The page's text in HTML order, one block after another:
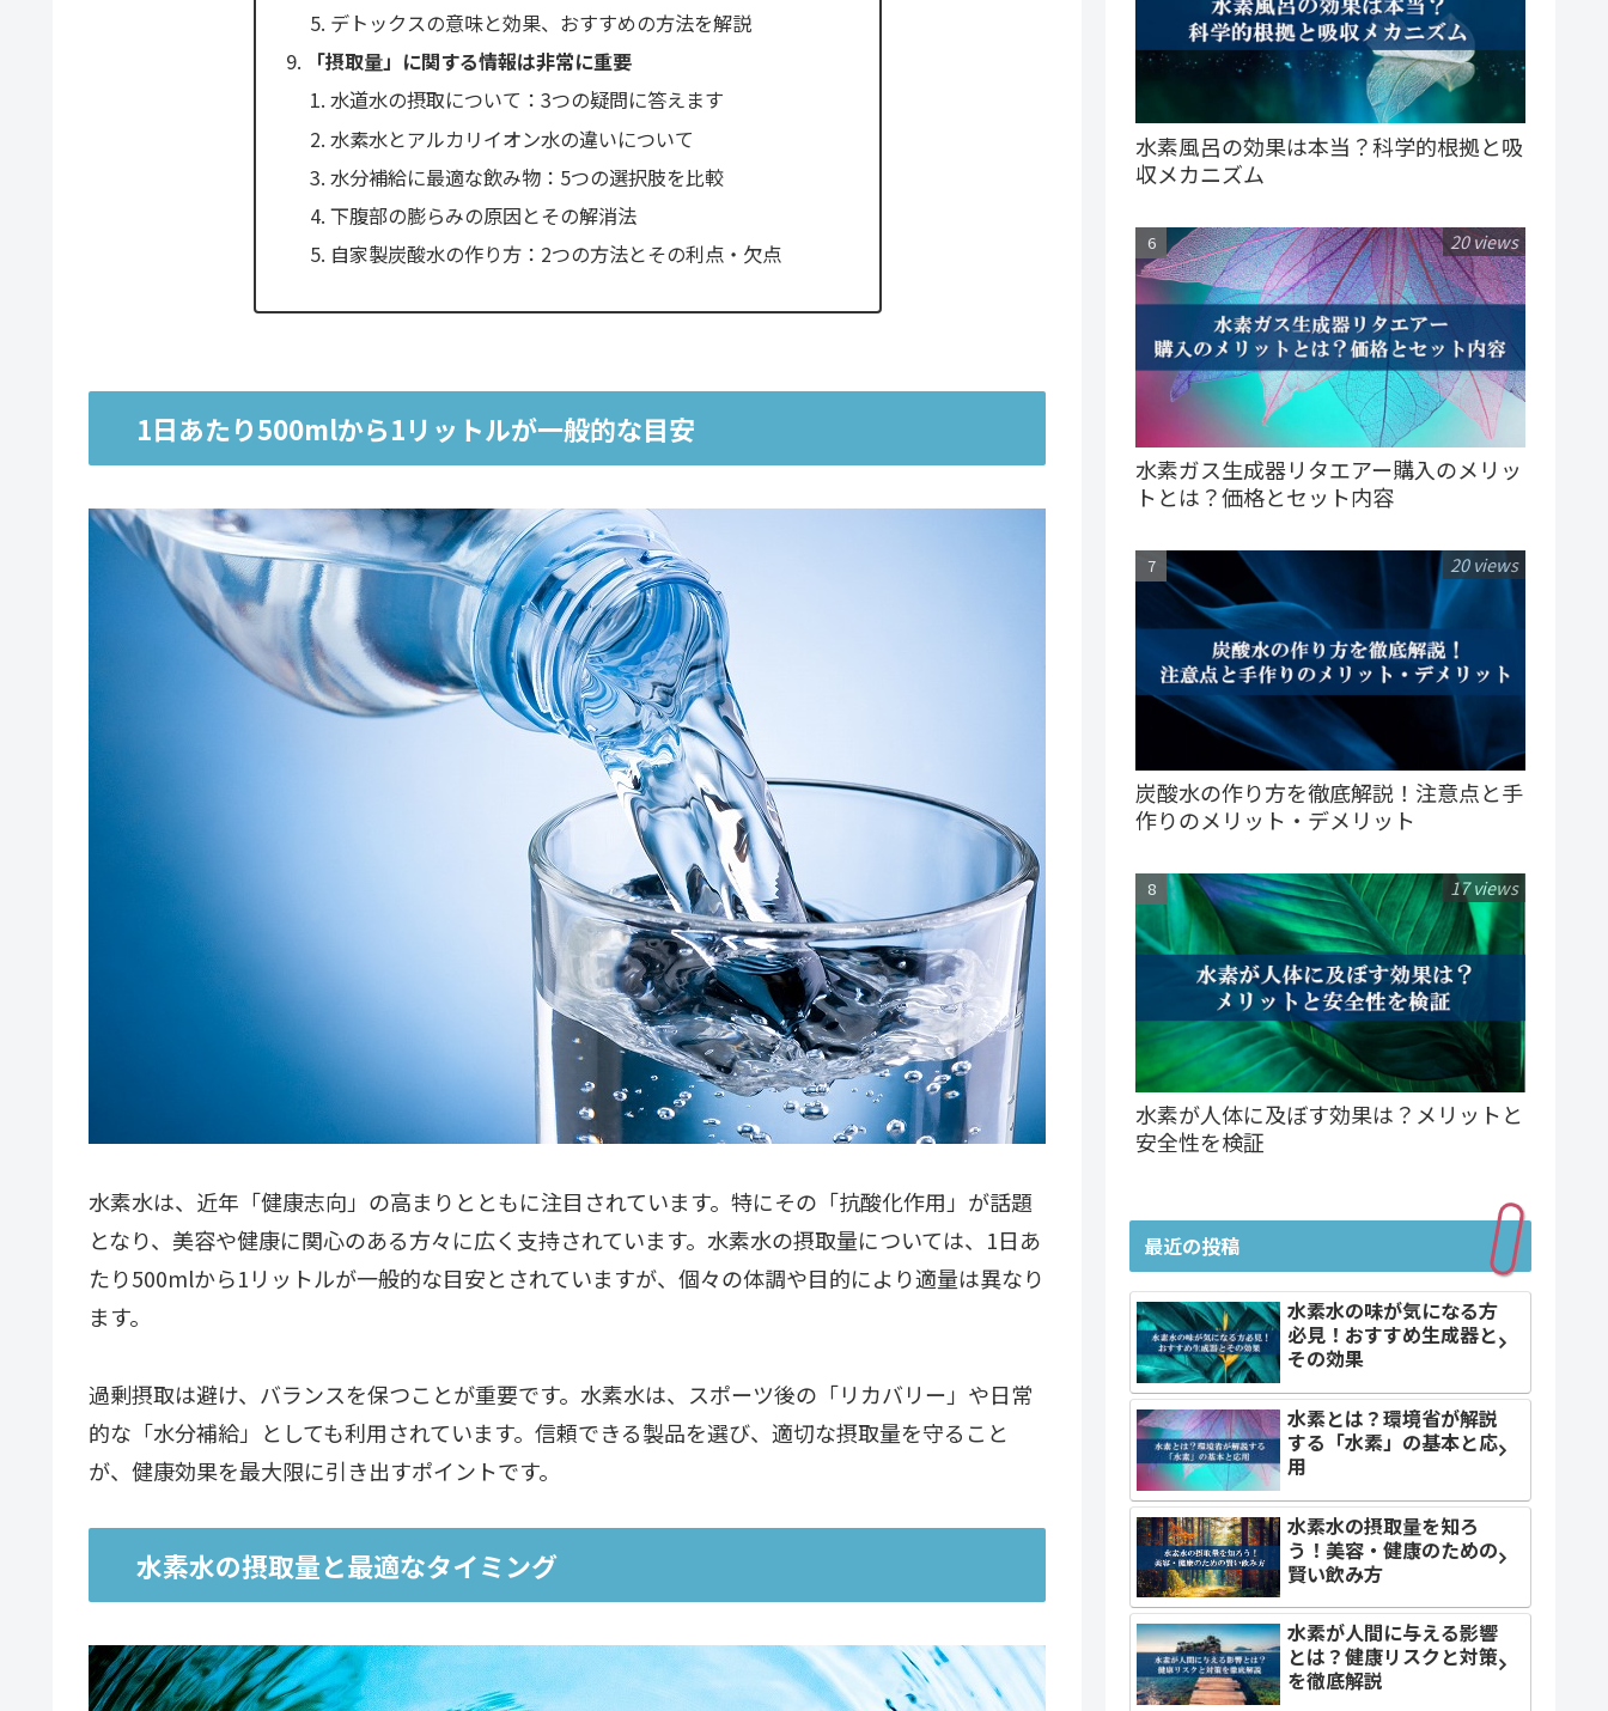
デトックスの意味と効果、おすすめの方法を解説
「摂取量」に関する情報は非常に重要
水道水の摂取について：3つの疑問に答えます
水素水とアルカリイオン水の違いについて
水分補給に最適な飲み物：5つの選択肢を比較
下腹部の膨らみの原因とその解消法
自家製炭酸水の作り方：2つの方法とその利点・欠点
1日あたり500mlから1リットルが一般的な目安
水素水は、近年「健康志向」の高まりとともに注目されています。特にその「抗酸化作用」が話題
となり、美容や健康に関心のある方々に広く支持されています。水素水の摂取量については、1日あ
たり500mlから1リットルが一般的な目安とされていますが、個々の体調や目的により適量は異なり
ます。
過剰摂取は避け、バランスを保つことが重要です。水素水は、スポーツ後の「リカバリー」や日常
的な「水分補給」としても利用されています。信頼できる製品を選び、適切な摂取量を守ること
が、健康効果を最大限に引き出すポイントです。
水素水の摂取量と最適なタイミング
水素風呂の効果は本当？科学的根拠と吸
収メカニズム
水素ガス生成器リタエアー購入のメリッ
トとは？価格とセット内容
20 views
炭酸水の作り方を徹底解説！注意点と手
作りのメリット・デメリット
20 views
水素が人体に及ぼす効果は？メリットと
安全性を検証
17 views
最近の投稿
水素水の味が気になる方
必見！おすすめ生成器と
その効果
水素とは？環境省が解説
する「水素」の基本と応
用
水素水の摂取量を知ろ
う！美容・健康のための
賢い飲み方
水素が人間に与える影響
とは？健康リスクと対策
を徹底解説